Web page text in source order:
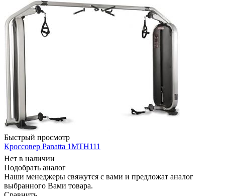
Быстрый просмотр
Кроссовер Panatta 1MTH111
Нет в наличии
Подобрать аналог
Наши менеджеры свяжутся с вами и предложат аналог
выбранного Вами товара.